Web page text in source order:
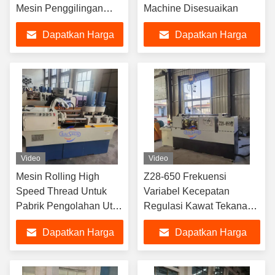
Mesin Penggilingan
CNC
Dapatkan Harga
Machine Disesuaikan
Dapatkan Harga
Video
Mesin Rolling High
Speed Thread Untuk
Pabrik Pengolahan Utas
Sekrup
Dapatkan Harga
Video
Z28-650 Frekuensi
Variabel Kecepatan
Regulasi Kawat Tekanan
Thread Rolling Machine
Dapatkan Harga